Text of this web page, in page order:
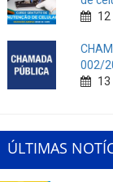
002/
13
ÚLTIMAS